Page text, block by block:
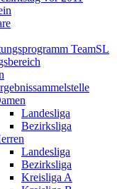
TeamSL
Landesliga
Bezirksliga
Landesliga
Bezirksliga
Kreisliga A